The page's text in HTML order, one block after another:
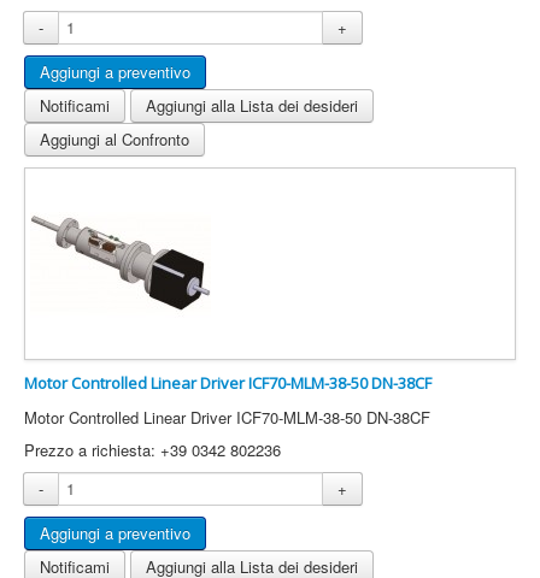
-
+
Notificami
Aggiungi alla Lista dei desideri
Aggiungi al Confronto
Motor Controlled Linear Driver ICF70-MLM-38-50 DN-38CF
Motor Controlled Linear Driver ICF70-MLM-38-50 DN-38CF
Prezzo a richiesta: +39 0342 802236
-
+
Notificami
Aggiungi alla Lista dei desideri